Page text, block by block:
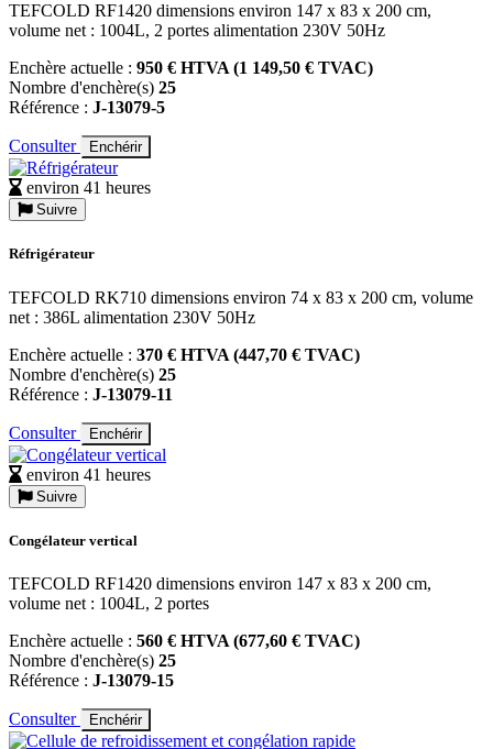
TEFCOLD RF1420 dimensions environ 147 x 83 x 200 cm,
volume net : 1004L, 2 portes alimentation 230V 50Hz
Enchère actuelle : 950 € HTVA (1 149,50 € TVAC)
Nombre d'enchère(s) 25
Référence : J-13079-5
Consulter Enchérir
environ 41 heures
Suivre
Réfrigérateur
TEFCOLD RK710 dimensions environ 74 x 83 x 200 cm, volume
net : 386L alimentation 230V 50Hz
Enchère actuelle : 370 € HTVA (447,70 € TVAC)
Nombre d'enchère(s) 25
Référence : J-13079-11
Consulter Enchérir
environ 41 heures
Suivre
Congélateur vertical
TEFCOLD RF1420 dimensions environ 147 x 83 x 200 cm,
volume net : 1004L, 2 portes
Enchère actuelle : 560 € HTVA (677,60 € TVAC)
Nombre d'enchère(s) 25
Référence : J-13079-15
Consulter Enchérir